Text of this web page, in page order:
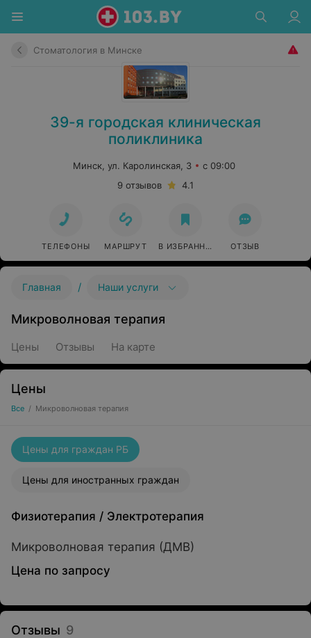
Стоматология в Минске
39-я городская клиническая
поликлиника
Минск, ул. Каролинская, 3
с 09:00
9 отзывов
4.1
ТЕЛЕФОНЫ МАРШРУТ В ИЗБРАННОЕ ОТЗЫВ
Главная / Наши услуги
Микроволновая терапия
Цены Отзывы На карте
Цены
Все / Микроволновая терапия
Цены для граждан РБ
Цены для иностранных граждан
Физиотерапия / Электротерапия
Микроволновая терапия (ДМВ)
Цена по запросу
Отзывы 9